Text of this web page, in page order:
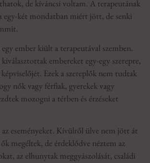
de kíváncsi voltam. A terapeutának
egy-két mondatban miért jött, de senki
ember kiült a terapeutával szemben.
embereket egy-egy szerepre,
Ezek a szereplők nem tudtak
nők vagy férfiak, gyerekek vagy
mozogni a térben és érzéseket
eseményeket. Kívülről ülve nem jött át
megéltek, de érdeklődve néztem az
az elhunytak meggyászolását, családi